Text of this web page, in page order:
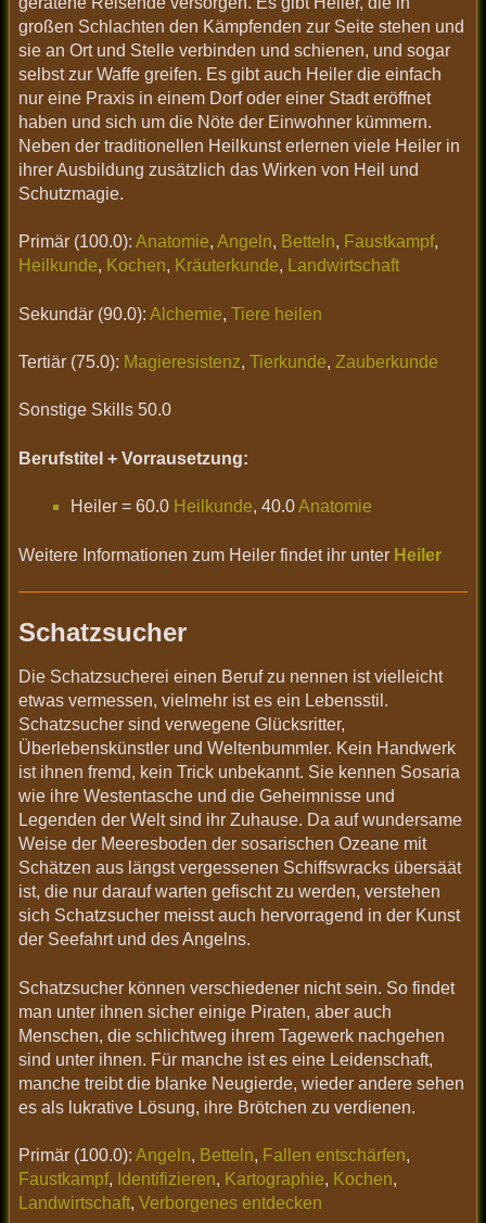
großen Schlachten den Kämpfenden zur Seite stehen und
sie an Ort und Stelle verbinden und schienen, und sogar
selbst zur Waffe greifen. Es gibt auch Heiler die einfach
nur eine Praxis in einem Dorf oder einer Stadt eröffnet
haben und sich um die Nöte der Einwohner kümmern.
Neben der traditionellen Heilkunst erlernen viele Heiler in
ihrer Ausbildung zusätzlich das Wirken von Heil und
Schutzmagie.
Primär (100.0): Anatomie, Angeln, Betteln, Faustkampf,
Heilkunde, Kochen, Kräuterkunde, Landwirtschaft
Sekundär (90.0): Alchemie, Tiere heilen
Tertiär (75.0): Magieresistenz, Tierkunde, Zauberkunde
Sonstige Skills 50.0
Berufstitel + Vorrausetzung:
Heiler = 60.0 Heilkunde, 40.0Anatomie
Weitere Informationen zum Heiler findet ihr unter Heiler
Schatzsucher
Die Schatzsucherei einen Beruf zu nennen ist vielleicht
etwas vermessen, vielmehr ist es ein Lebensstil.
Schatzsucher sind verwegene Glücksritter,
Überlebenskünstler und Weltenbummler. Kein Handwerk
ist ihnen fremd, kein Trick unbekannt. Sie kennen Sosaria
wie ihre Westentasche und die Geheimnisse und
Legenden der Welt sind ihr Zuhause. Da auf wundersame
Weise der Meeresboden der sosarischen Ozeane mit
Schätzen aus längst vergessenen Schiffswracks übersäät
ist, die nur darauf warten gefischt zu werden, verstehen
sich Schatzsucher meisst auch hervorragend in der Kunst
der Seefahrt und des Angelns.
Schatzsucher können verschiedener nicht sein. So findet
man unter ihnen sicher einige Piraten, aber auch
Menschen, die schlichtweg ihrem Tagewerk nachgehen
sind unter ihnen. Für manche ist es eine Leidenschaft,
manche treibt die blanke Neugierde, wieder andere sehen
es als lukrative Lösung, ihre Brötchen zu verdienen.
Primär (100.0): Angeln, Betteln, Fallen entschärfen,
Faustkampf, Identifizieren, Kartographie, Kochen,
Landwirtschaft, Verborgenes entdecken